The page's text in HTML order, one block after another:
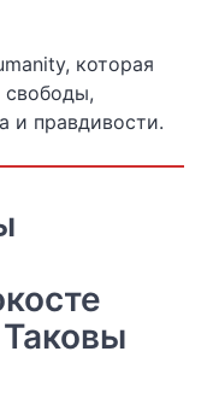
которая
свободы,
и правдивости.